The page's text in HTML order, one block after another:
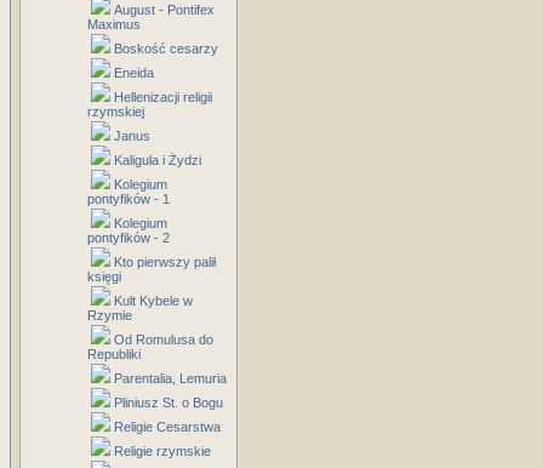
August - Pontifex
Maximus
Boskość cesarzy
Eneida
Hellenizacji religii
rzymskiej
Janus
Kaligula i Żydzi
Kolegium
pontyfików - 1
Kolegium
pontyfików - 2
Kto pierwszy palił
księgi
Kult Kybele w
Rzymie
Od Romulusa do
Republiki
Parentalia, Lemuria
Pliniusz St. o Bogu
Religie Cesarstwa
Religie rzymskie